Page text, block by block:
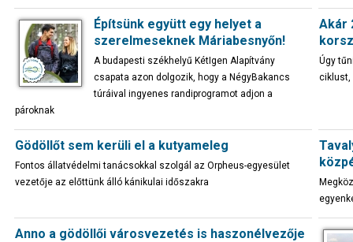
Építsünk együtt egy helyet a
szerelmeseknek Máriabesnyőn!
A budapesti székhelyű KétIgen Alapítvány
csapata azon dolgozik, hogy a NégyBakancs
túráival ingyenes randiprogramot adjon a
pároknak
Akár
Úgy
ciklust,
Gödöllőt sem kerüli el a kutyameleg
Fontos állatvédelmi tanácsokkal szolgál az Orpheus-egyesület
vezetője az előttünk álló kánikulai időszakra
Anno a gödöllői városvezetés is haszonélvezője